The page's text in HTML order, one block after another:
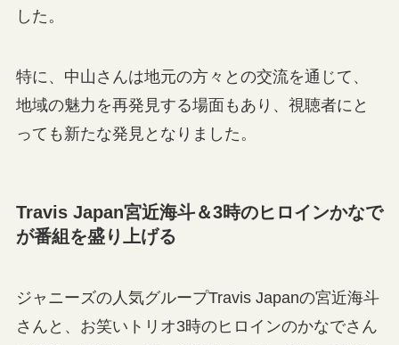
した。
特に、中山さんは地元の方々との交流を通じて、
地域の魅力を再発見する場面もあり、視聴者にと
っても新たな発見となりました。
Travis Japan宮近海斗＆3時のヒロインかなで
が番組を盛り上げる
ジャニーズの人気グループTravis Japanの宮近海斗
さんと、お笑いトリオ3時のヒロインのかなでさん